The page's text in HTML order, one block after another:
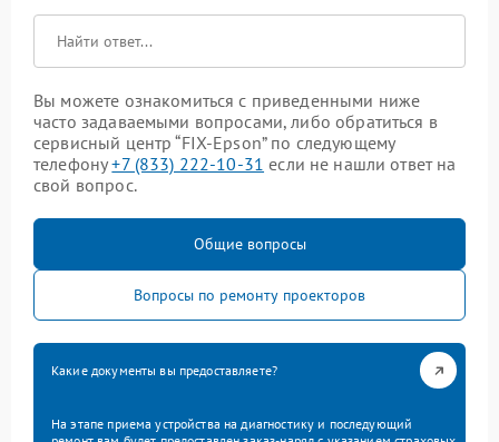
Вы можете ознакомиться с приведенными ниже
часто задаваемыми вопросами, либо обратиться в
сервисный центр “FIX-Epson” по следующему
телефону+7 (833) 222-10-31 если не нашли ответ на
свой вопрос.
Общие вопросы
Вопросы по ремонту проекторов
Какие документы вы предоставляете?
На этапе приема устройства на диагностику и последующий